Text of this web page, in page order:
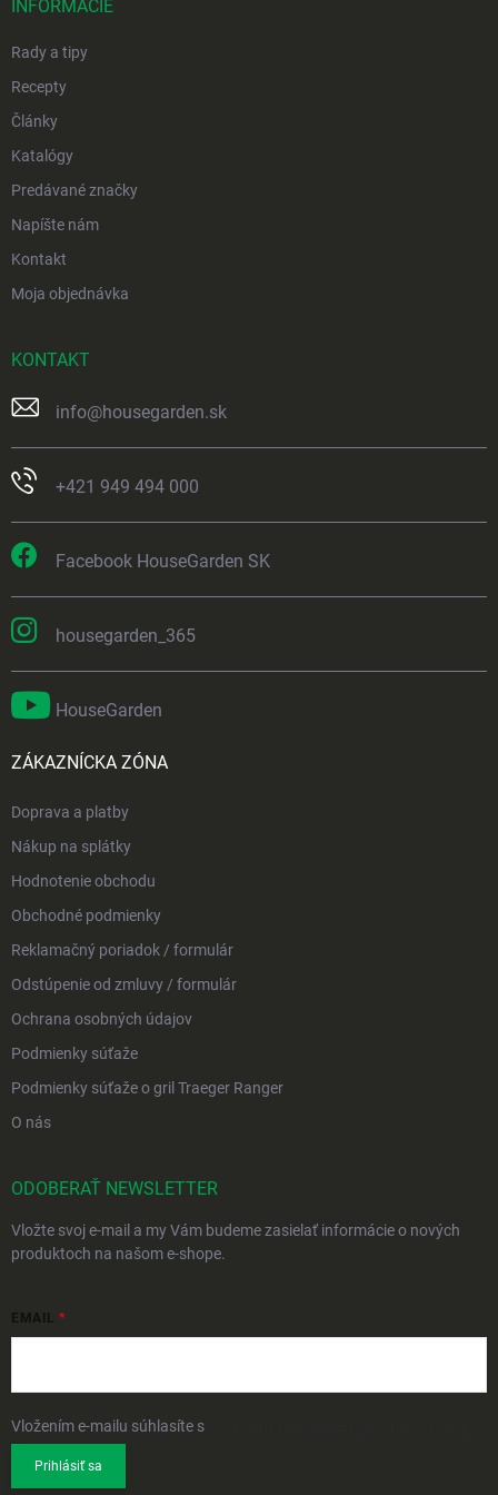
INFORMÁCIE
Rady a tipy
Recepty
Články
Katalógy
Predávané značky
Napíšte nám
Kontakt
Moja objednávka
KONTAKT
info@housegarden.sk
+421 949 494 000
Facebook HouseGarden SK
housegarden_365
HouseGarden
ZÁKAZNÍCKA ZÓNA
Doprava a platby
Nákup na splátky
Hodnotenie obchodu
Obchodné podmienky
Reklamačný poriadok / formulár
Odstúpenie od zmluvy / formulár
Ochrana osobných údajov
Podmienky súťaže
Podmienky súťaže o gril Traeger Ranger
O nás
ODOBERAŤ NEWSLETTER
Vložte svoj e-mail a my Vám budeme zasielať informácie o nových
produktoch na našom e-shope.
EMAIL
Vložením e-mailu súhlasíte s
Prihlásiť sa